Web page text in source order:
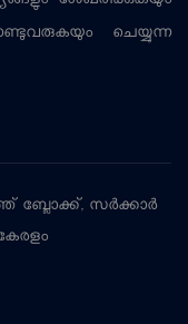
ചെയ്യുന്ന
ബ്ലോക്ക്, സര്‍ക്കാര്‍